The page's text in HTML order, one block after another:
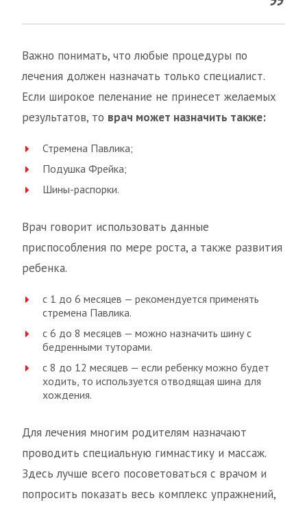
Важно понимать, что любые процедуры по
лечения должен назначать только специалист.
Если широкое пеленание не принесет желаемых
результатов, то врач может назначить также:
Стремена Павлика;
Подушка Фрейка;
Шины-распорки.
Врач говорит использовать данные
приспособления по мере роста, а также развития
ребенка.
с 1 до 6 месяцев — рекомендуется применять
стремена Павлика.
с 6 до 8 месяцев — можно назначить шину с
бедренными туторами.
с 8 до 12 месяцев — если ребенку можно будет
ходить, то используется отводящая шина для
хождения.
Для лечения многим родителям назначают
проводить специальную гимнастику и массаж.
Здесь лучше всего посоветоваться с врачом и
попросить показать весь комплекс упражнений,